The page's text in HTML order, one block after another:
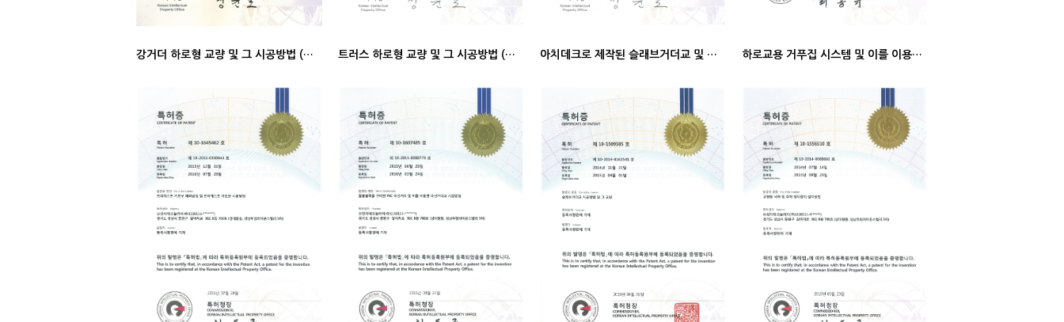
강거더 하로형 교량 및 그 시공방법 (특허증) 트러스 하로형 교량 및 그 시공방법 (특허증) 아치데크로 제작된 슬래브거더교 및 그 시공방법 (특허증) 하로교용 거푸집 시스템 및 이를 이용한 하로교 시공방법 (특허증)